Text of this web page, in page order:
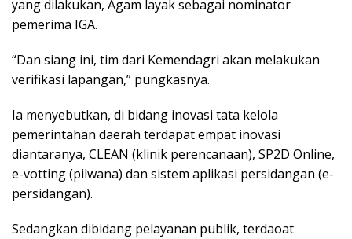
yang dilakukan, Agam layak sebagai nominator
pemerima IGA.
“Dan siang ini, tim dari Kemendagri akan melakukan
verifikasi lapangan,” pungkasnya.
Ia menyebutkan, di bidang inovasi tata kelola
pemerintahan daerah terdapat empat inovasi
diantaranya, CLEAN (klinik perencanaan), SP2D Online,
e-votting (pilwana) dan sistem aplikasi persidangan (e-
persidangan).
Sedangkan dibidang pelayanan publik, terdaoat